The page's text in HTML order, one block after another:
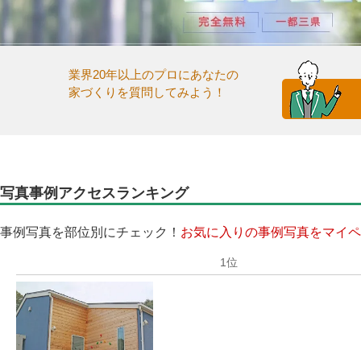
業界20年以上のプロにあなたの
家づくりを質問してみよう！
写真事例アクセスランキング
事例写真を部位別にチェック！ お気に入りの事例写真をマイ